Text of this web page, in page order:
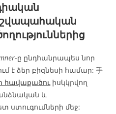
-ը ընդհանրապես նոր
է ձեր բիզնեսի համար: 手
հավաքածուիսկկրվող
և
մեջ: